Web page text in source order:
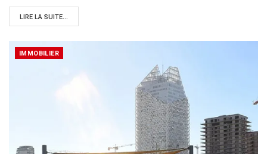
LIRE LA SUITE...
IMMOBILIER